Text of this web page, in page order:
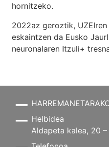
hornitzeko.
2022az geroztik,
eskaintzen da Eusko
neuronalaren Itzuli+
Helbidea
Aldapeta kalea, 20